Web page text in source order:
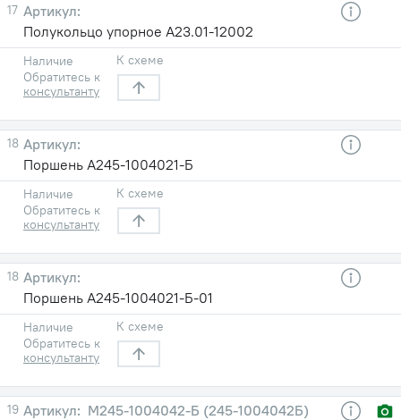
17
Полукольцо упорное А23.01-12002
Наличие
Обратитесь к
консультанту
К схеме
18
Поршень А245-1004021-Б
Наличие
Обратитесь к
консультанту
К схеме
18
Поршень А245-1004021-Б-01
Наличие
Обратитесь к
консультанту
К схеме
19
М245-1004042-Б (245-1004042Б)